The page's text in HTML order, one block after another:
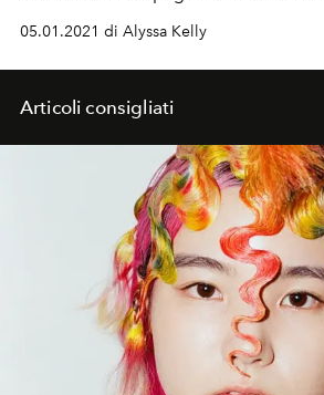
05.01.2021 di Alyssa Kelly
Articoli consigliati